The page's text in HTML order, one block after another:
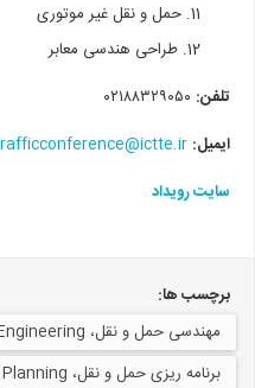
حمل و نقل غیر موتوری
طراحی هندسی معابر
تلفن:۰۲۱۸۸۳۲۹۰۵۰
ایمیل:trafficconference@ictte.ir
سایت رویداد
برچسب ها:
مهندسی حمل و نقل، Transportation Engineering
برنامه ریزی حمل و نقل، Transportation Planning